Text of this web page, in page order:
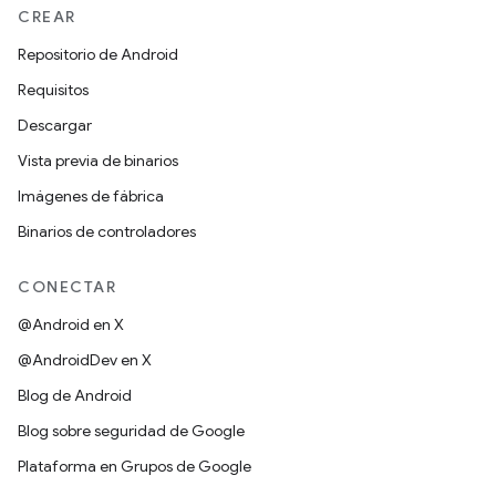
CREAR
Repositorio de Android
Requisitos
Descargar
Vista previa de binarios
Imágenes de fábrica
Binarios de controladores
CONECTAR
@Android en X
@AndroidDev en X
Blog de Android
Blog sobre seguridad de Google
Plataforma en Grupos de Google